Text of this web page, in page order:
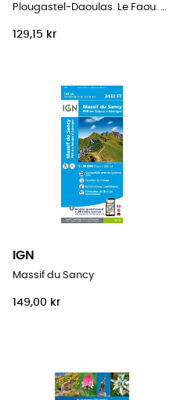
Plougastel-Daoulas. Le Faou. Pnr D'Armorique
129,15 kr
IGN
Massif du Sancy
149,00 kr